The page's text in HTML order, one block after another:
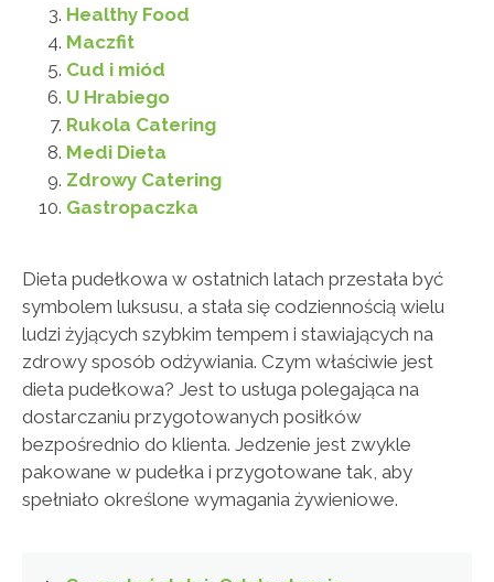
Healthy Food
Maczfit
Cud i miód
U Hrabiego
Rukola Catering
Medi Dieta
Zdrowy Catering
Gastropaczka
Dieta pudełkowa w ostatnich latach przestała być
symbolem luksusu, a stała się codziennością wielu
ludzi żyjących szybkim tempem i stawiających na
zdrowy sposób odżywiania. Czym właściwie jest
dieta pudełkowa? Jest to usługa polegająca na
dostarczaniu przygotowanych posiłków
bezpośrednio do klienta. Jedzenie jest zwykle
pakowane w pudełka i przygotowane tak, aby
spełniało określone wymagania żywieniowe.